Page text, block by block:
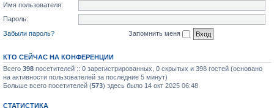
Имя пользователя:
Пароль:
Забыли пароль?
Запомнить меня
КТО СЕЙЧАС НА КОНФЕРЕНЦИИ
Всего 398 посетителей :: 0 зарегистрированных, 0 скрытых и 398 гостей (основано
на активности пользователей за последние 5 минут)
Больше всего посетителей (573) здесь было 14 окт 2025 06:48
СТАТИСТИКА